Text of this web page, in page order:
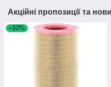
Акційні пропозиції та
–10%